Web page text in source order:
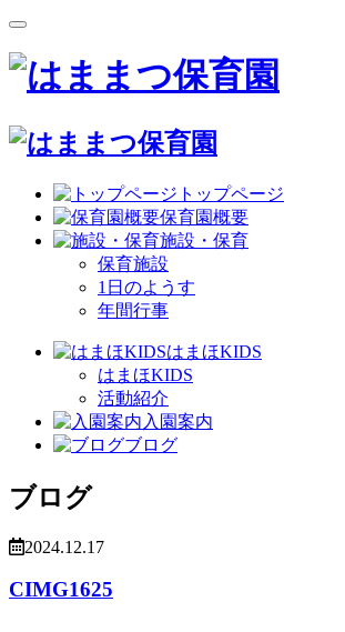
トップページ
保育園概要
施設・保育
保育施設
1日のようす
年間行事
はまほKIDS
はまほKIDS
活動紹介
入園案内
ブログ
ブログ
2024.12.17
CIMG1625